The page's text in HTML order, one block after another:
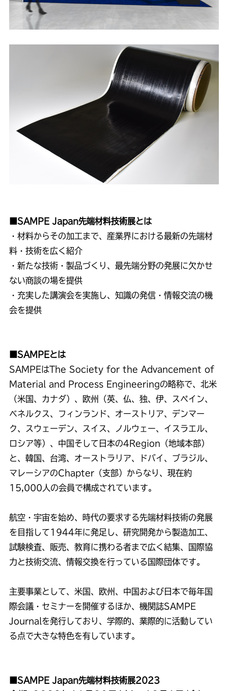
■SAMPE Japan先端材料技術展とは
・材料からその加工まで、産業界における最新の先端材
料・技術を広く紹介
・新たな技術・製品づくり、最先端分野の発展に欠かせ
ない商談の場を提供
・充実した講演会を実施し、知識の発信・情報交流の機
会を提供
■SAMPEとは
SAMPEはThe Society for the Advancement of
Material and Process Engineeringの略称で、北米
（米国、カナダ）、欧州（英、仏、独、伊、スペイン、
ベネルクス、フィンランド、オーストリア、デンマー
ク、スウェーデン、スイス、ノルウェー、イスラエル、
ロシア等）、中国そして日本の4Region（地域本部）
と、韓国、台湾、オーストラリア、ドバイ、ブラジル、
マレーシアのChapter（支部）からなり、現在約
15,000人の会員で構成されています。
航空・宇宙を始め、時代の要求する先端材料技術の発展
を目指して1944年に発足し、研究開発から製造加工、
試験検査、販売、教育に携わる者まで広く結集、国際協
力と技術交流、情報交換を行っている国際団体です。
主要事業として、米国、欧州、中国および日本で毎年国
際会議・セミナーを開催するほか、機関誌SAMPE
Journalを発行しており、学際的、業際的に活動してい
る点で大きな特色を有しています。
■SAMPE Japan先端材料技術展2023